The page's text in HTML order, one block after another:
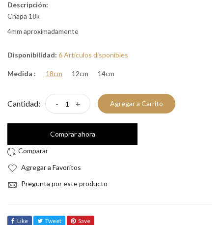
Descripción:
Chapa 18k
4mm aproximadamente
Disponibilidad: 6 Artículos disponibles
Medida : 18cm 12cm 14cm
Cantidad: - + Agregar a Carrito
Comprar ahora
Agregar a Favoritos
Pregunta por este producto
Like Tweet Save